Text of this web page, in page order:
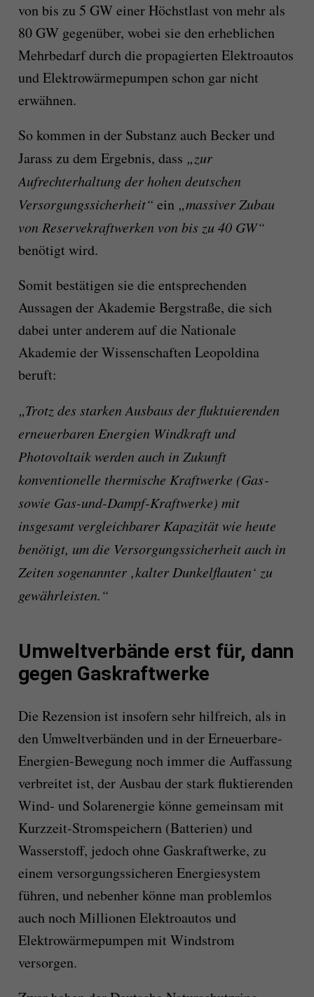
von bis zu 5 GW einer Höchstlast von mehr als
80 GW gegenüber, wobei sie den erheblichen
Mehrbedarf durch die propa­gierten Elektroautos
und Elektro­wärme­pumpen schon gar nicht
erwähnen.
So kommen in der Substanz auch Becker und
Jarass zu dem Ergebnis, dass „zur
Aufrechterhaltung der hohen deutschen
Versorgungssicherheit“ ein „massiver Zubau
von Reservekraftwerken von bis zu 40 GW“
benötigt wird.
Somit bestätigen sie die entsprechenden
Aussagen der Akademie Bergstraße, die sich
dabei unter anderem auf die Nationale
Akademie der Wissenschaften Leopoldina
beruft:
„Trotz des starken Ausbaus der fluktuierenden
erneuerbaren Energien Windkraftund
Photovoltaikwerden auch in Zukunft
konventionelle thermische Kraftwerke (Gas‑
sowie Gas-und-Dampf-Kraftwerke) mit
insgesamt vergleichbarer Kapazität wie heute
benötigt, um die Versorgungssicherheitauch in
Zeiten sogenannter ‚kalter Dunkelflauten‘ zu
gewährleisten.“
Umweltverbände erst für, dann
gegen Gaskraftwerke
Die Rezension ist insofern sehr hilfreich, als in
den Umweltverbänden und in der Erneuerbare-
Energien-Bewegung noch im­mer die Auffassung
verbreitet ist, der Ausbau der stark fluktierenden
Wind‑ und Solar­energie könne gemeinsam mit
Kurzzeit-Strom­speichern (Batterien) und
Wasserstoff, jedoch ohne Gaskraftwerke, zu
einem versor­gungssicheren Energiesystem
führen, und nebenher könne man problemlos
auch noch Millionen Elektroautos und
Elektrowär­mepumpen mit Windstrom
versorgen.